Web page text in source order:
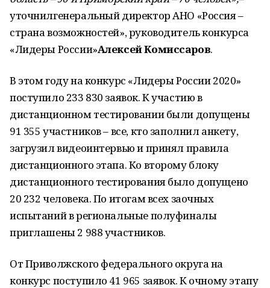
уточнилгенеральный директор АНО «Россия –
страна возможностей», руководитель конкурса
«Лидеры России»Алексей Комиссаров.
В этом году на конкурс «Лидеры России 2020»
поступило 233 830 заявок. К участию в
дистанционном тестировании были допущены
91 355 участников – все, кто заполнил анкету,
загрузил видеоинтервью и принял правила
дистанционного этапа. Ко второму блоку
дистанционного тестирования было допущено
20 232 человека. По итогам всех заочных
испытаний в региональные полуфиналы
приглашены 2 988 участников.
От Приволжского федерального округа на
конкурс поступило 41 965 заявок. К очному этапу